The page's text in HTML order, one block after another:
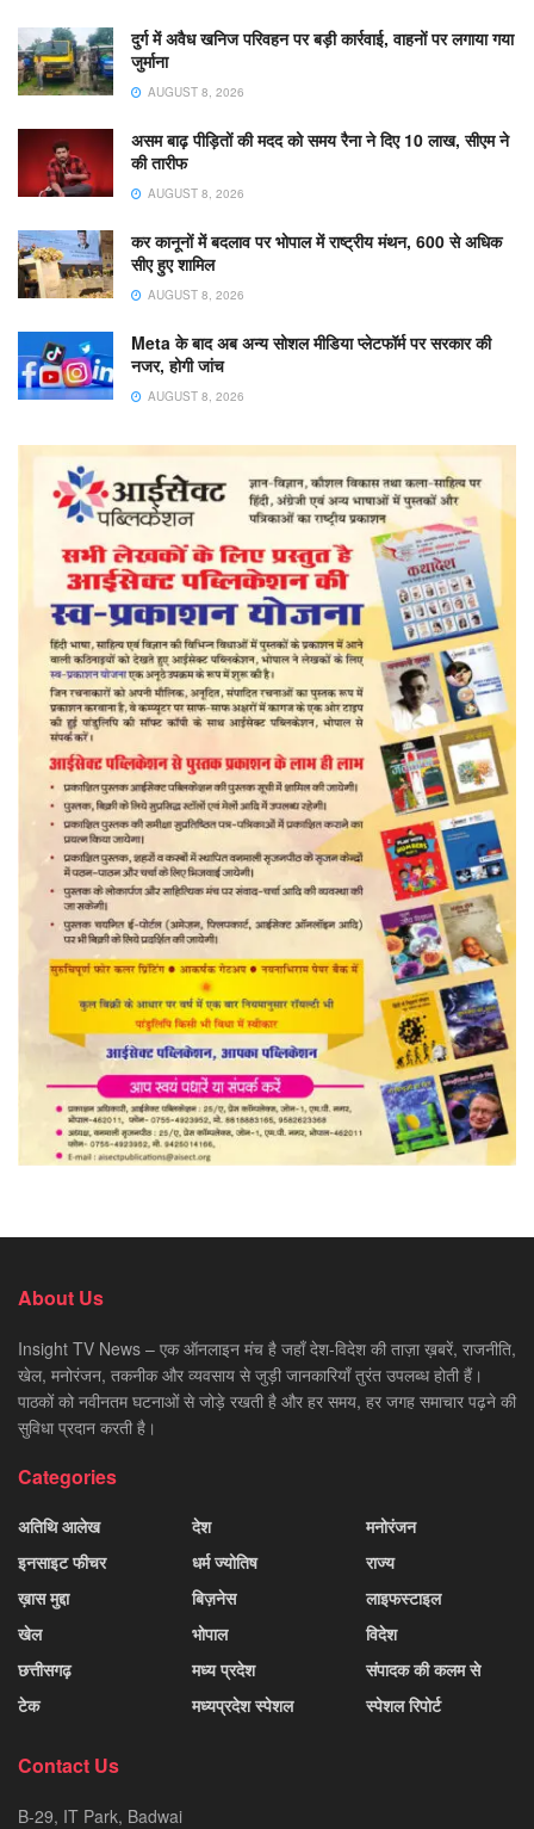
दुर्ग में अवैध खनिज परिवहन पर बड़ी कार्रवाई, वाहनों पर लगाया गया
जुर्माना
AUGUST 8, 2026
असम बाढ़ पीड़ितों की मदद को समय रैना ने दिए 10 लाख, सीएम ने
की तारीफ
AUGUST 8, 2026
कर कानूनों में बदलाव पर भोपाल में राष्ट्रीय मंथन, 600 से अधिक
सीए हुए शामिल
AUGUST 8, 2026
Meta के बाद अब अन्य सोशल मीडिया प्लेटफॉर्म पर सरकार की
नजर, होगी जांच
AUGUST 8, 2026
About Us
Insight TV News – एक ऑनलाइन मंच है जहाँ देश-विदेश की ताज़ा ख़बरें, राजनीति,
खेल, मनोरंजन, तकनीक और व्यवसाय से जुड़ी जानकारियाँ तुरंत उपलब्ध होती हैं।
पाठकों को नवीनतम घटनाओं से जोड़े रखती है और हर समय, हर जगह समाचार पढ़ने की
सुविधा प्रदान करती है।
Categories
अतिथि आलेख
इनसाइट फीचर
ख़ास मुद्दा
खेल
छत्तीसगढ़
टेक
देश
धर्म ज्योतिष
बिज़नेस
भोपाल
मध्य प्रदेश
मध्यप्रदेश स्पेशल
मनोरंजन
राज्य
लाइफस्टाइल
विदेश
संपादक की कलम से
स्पेशल रिपोर्ट
Contact Us
B-29, IT Park, Badwai